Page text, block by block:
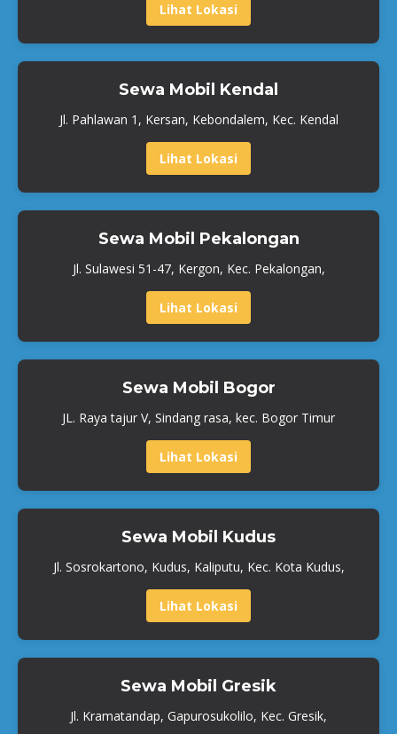
Lihat Lokasi
Sewa Mobil Kendal
Jl. Pahlawan 1, Kersan, Kebondalem, Kec. Kendal
Lihat Lokasi
Sewa Mobil Pekalongan
Jl. Sulawesi 51-47, Kergon, Kec. Pekalongan,
Lihat Lokasi
Sewa Mobil Bogor
JL. Raya tajur V, Sindang rasa, kec. Bogor Timur
Lihat Lokasi
Sewa Mobil Kudus
Jl. Sosrokartono, Kudus, Kaliputu, Kec. Kota Kudus,
Lihat Lokasi
Sewa Mobil Gresik
Jl. Kramatandap, Gapurosukolilo, Kec. Gresik,